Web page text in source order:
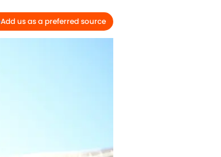
Add us as a preferred source